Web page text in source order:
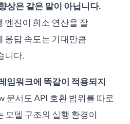
상은 같은 말이 아닙니다.
엔진이 희소 연산을 잘
응답 속도는 기대만큼
니다.
임워크에 똑같이 적용되지
문서도 API 호환 범위를 따로
모델 구조와 실행 환경이